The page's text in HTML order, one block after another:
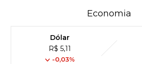
Economia
Dólar
R$ 5,11
-0,03%